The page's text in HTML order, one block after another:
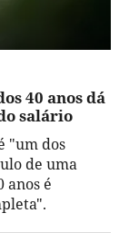
40 anos dá
salário
"um dos
de uma
anos é